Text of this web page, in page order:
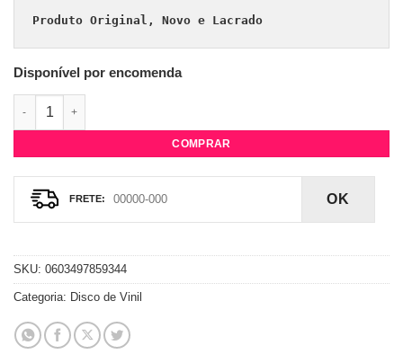
Produto Original, Novo e Lacrado
Disponível por encomenda
Vinil Madonna - The Immaculate Collection - LP Preto
COMPRAR
OK
SKU: 0603497859344
Categoria: Disco de Vinil